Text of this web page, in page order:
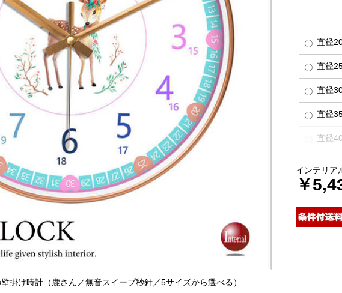
掛け時計（鹿さん／無音スイープ秒針／5サイズから選べる）
直径
直径
直径
直径
直径
インテリア
￥